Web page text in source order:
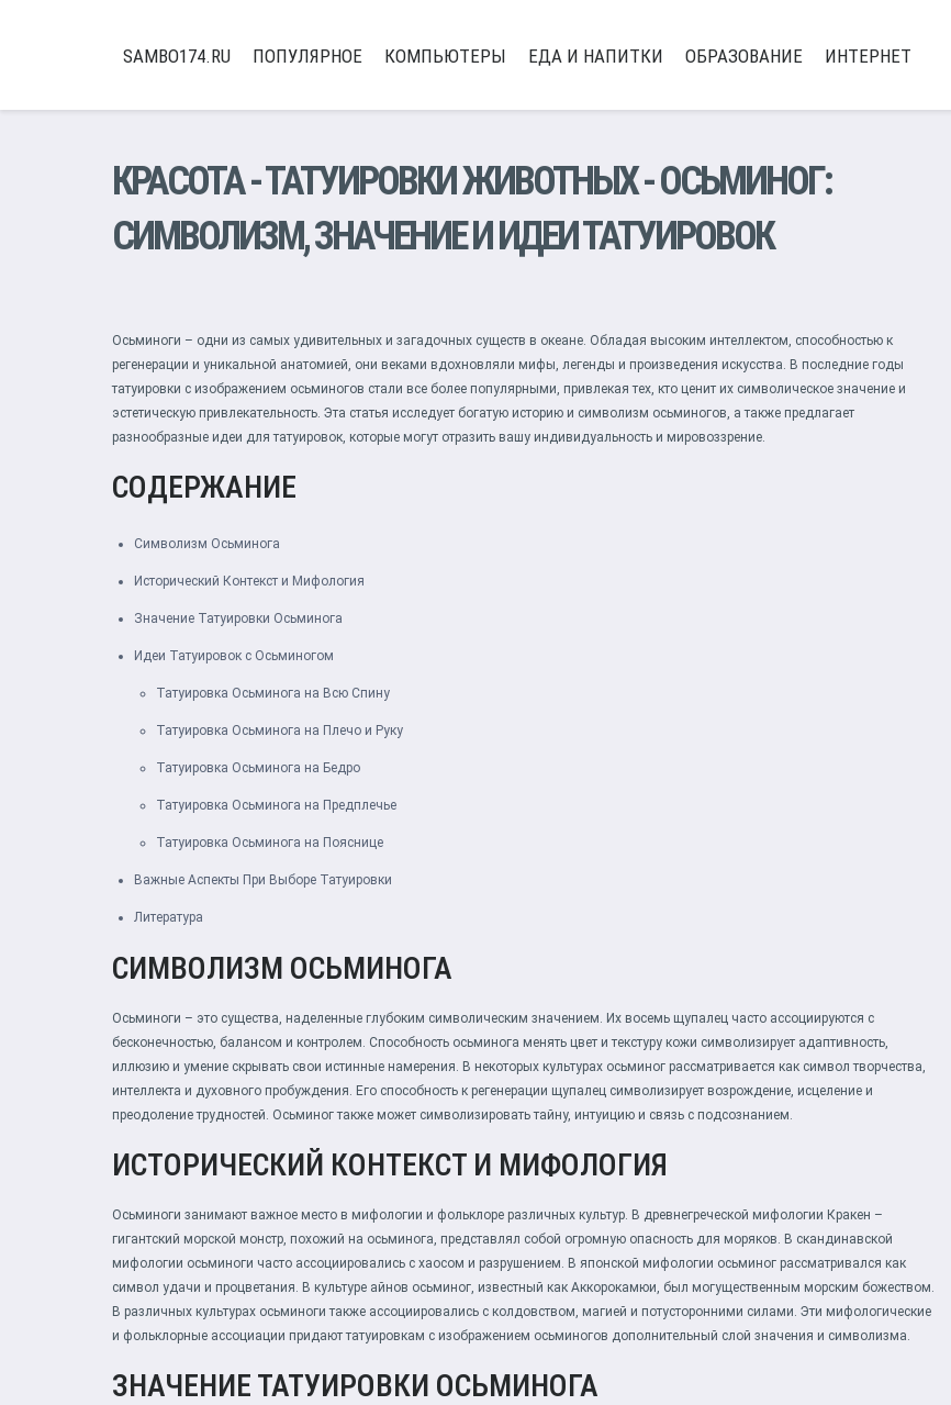
SAMBO174.RU ПОПУЛЯРНОЕ КОМПЬЮТЕРЫ ЕДА И НАПИТКИ ОБРАЗОВАНИЕ ИНТЕРНЕТ
КРАСОТА-ТАТУИРОВКИ ЖИВОТНЫХ- ОСЬМИНОГ:
СИМВОЛИЗМ, ЗНАЧЕНИЕ И ИДЕИ ТАТУИРОВОК
Осьминоги – одни из самых удивительных и загадочных существ в океане. Обладая высоким интеллектом, способностью к
регенерации и уникальной анатомией, они веками вдохновляли мифы, легенды и произведения искусства. В последние годы
татуировки с изображением осьминогов стали все более популярными, привлекая тех, кто ценит их символическое значение и
эстетическую привлекательность. Эта статья исследует богатую историю и символизм осьминогов, а также предлагает
разнообразные идеи для татуировок, которые могут отразить вашу индивидуальность и мировоззрение.
СОДЕРЖАНИЕ
Символизм Осьминога
Исторический Контекст и Мифология
Значение Татуировки Осьминога
Идеи Татуировок с Осьминогом
Татуировка Осьминога на Всю Спину
Татуировка Осьминога на Плечо и Руку
Татуировка Осьминога на Бедро
Татуировка Осьминога на Предплечье
Татуировка Осьминога на Пояснице
Важные Аспекты При Выборе Татуировки
Литература
СИМВОЛИЗМ ОСЬМИНОГА
Осьминоги – это существа, наделенные глубоким символическим значением. Их восемь щупалец часто ассоциируются с
бесконечностью, балансом и контролем. Способность осьминога менять цвет и текстуру кожи символизирует адаптивность,
иллюзию и умение скрывать свои истинные намерения. В некоторых культурах осьминог рассматривается как символ творчества,
интеллекта и духовного пробуждения. Его способность к регенерации щупалец символизирует возрождение, исцеление и
преодоление трудностей. Осьминог также может символизировать тайну, интуицию и связь с подсознанием.
ИСТОРИЧЕСКИЙ КОНТЕКСТ И МИФОЛОГИЯ
Осьминоги занимают важное место в мифологии и фольклоре различных культур. В древнегреческой мифологии Кракен –
гигантский морской монстр, похожий на осьминога, представлял собой огромную опасность для моряков. В скандинавской
мифологии осьминоги часто ассоциировались с хаосом и разрушением. В японской мифологии осьминог рассматривался как
символ удачи и процветания. В культуре айнов осьминог, известный как Аккорокамюи, был могущественным морским божеством.
В различных культурах осьминоги также ассоциировались с колдовством, магией и потусторонними силами. Эти мифологические
и фольклорные ассоциации придают татуировкам с изображением осьминогов дополнительный слой значения и символизма.
ЗНАЧЕНИЕ ТАТУИРОВКИ ОСЬМИНОГА